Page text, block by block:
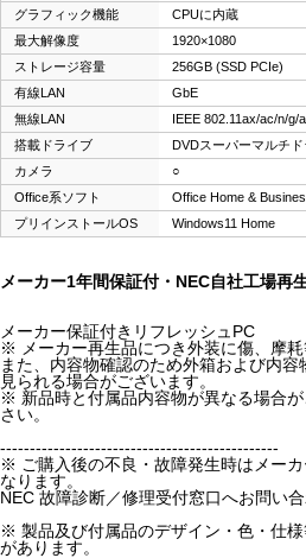
グラフィック機能
CPUに内蔵
最大解像度
1920×1080
ストレージ容量
256GB (SSD PCIe)
有線LAN
GbE
無線LAN
IEEE 802.11ax/ac/n/g/
搭載ドライブ
DVDスーパーマルチ
カメラ
○
Office系ソフト
Office Home &
プリインストールOS
Windows11 Home
メーカー1年間保証付・NEC自社工場再
メーカー保証付きリフレッシュPC
※ メーカー再生品につき外装に傷、摩耗
また、内容物確認のため外箱および内
見られる場合がございます。
※ 新品時と付属品内容物が異なる場合
さい。
-----------------------------------------------
※ ご購入後の不良・故障発生時はメー
なります。
NEC 故障診断／修理受付窓口へお問い合
※ 製品及び付属品のデザイン・色・仕
があります。